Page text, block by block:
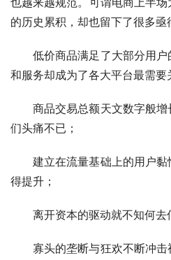
的历史累积，却也留下了很多亟
低价商品满足了大部分用
和服务却成为了各大平台最需要
商品交易总额天文数字般
们头痛不已；
建立在流量基础上的用户
得提升；
离开资本的驱动就不知何去
寡头的垄断与狂欢不断冲